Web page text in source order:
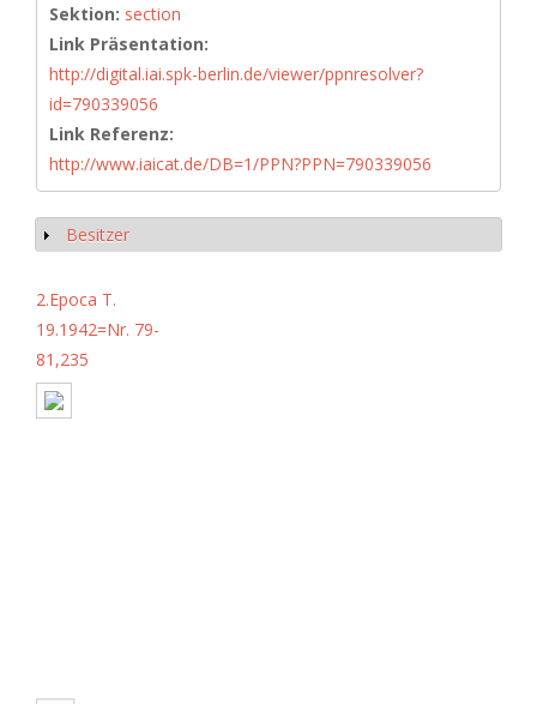
Sektion: section
Link Präsentation:
http://digital.iai.spk-berlin.de/viewer/ppnresolver?
id=790339056
Link Referenz:
http://www.iaicat.de/DB=1/PPN?PPN=790339056
Show
Besitzer
2.Epoca T.
19.1942=Nr. 79-
81,235